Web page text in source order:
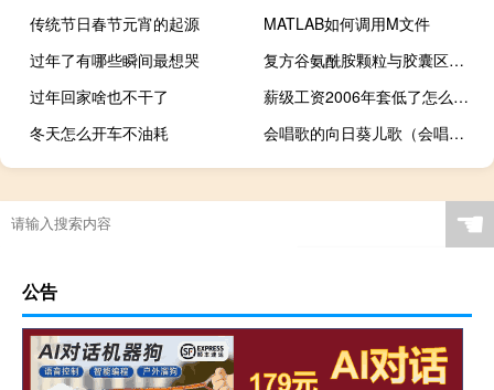
传统节日春节元宵的起源
MATLAB如何调用M文件
过年了有哪些瞬间最想哭
复方谷氨酰胺颗粒与胶囊区别（复方谷氨酰胺颗粒）
过年回家啥也不干了
薪级工资2006年套低了怎么改正（薪级工资）
冬天怎么开车不油耗
会唱歌的向日葵儿歌（会唱歌的向日葵）
☚
公告